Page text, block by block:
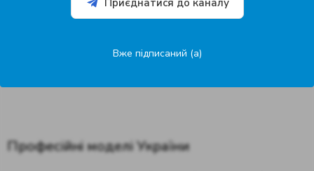
Вік Більше фільтрів...
Професійні моделі України
Вже підписаний (а)